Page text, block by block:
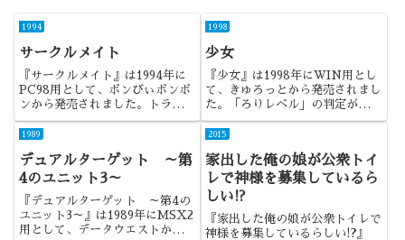
1994
サークルメイト
『サークルメイト』は1994年に
PC98用として、ボンびぃボンボ
ンから発売されました。トラウマ
代のゲームの代表格といえるでし
1998
少女
『少女』は1998年にWIN用とし
て、きゅろっとから発売されまし
た。「ろりレベル」の判定が話題
品でしたね。
1989
デュアルターゲット ～第
4のユニット3～
『デュアルターゲット ～第4の
ユニット3～』は1989年にMSX2
用として、データウエストから発
2015
家出した俺の娘が公衆トイ
レで神様を募集しているら
しい!?
『家出した俺の娘が公衆トイレで
神様を募集しているらしい!?』